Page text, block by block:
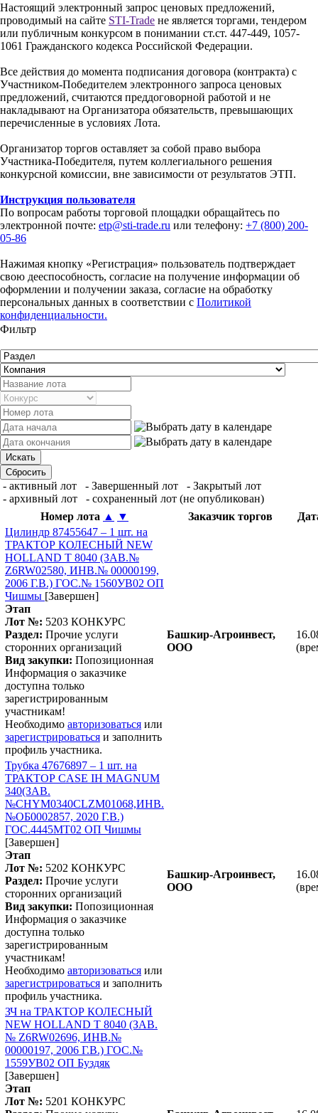
Настоящий электронный запрос ценовых предложений,
проводимый на сайте STI-Trade не является торгами, тендером
или публичным конкурсом в понимании ст.ст. 447-449, 1057-
1061 Гражданского кодекса Российской Федерации.
Все действия до момента подписания договора (контракта) с
Участником-Победителем электронного запроса ценовых
предложений, считаются преддоговорной работой и не
накладывают на Организатора обязательств, превышающих
перечисленные в условиях Лота.
Организатор торгов оставляет за собой право выбора
Участника-Победителя, путем коллегиального решения
конкурсной комиссии, вне зависимости от результатов ЭТП.
Инструкция пользователя
По вопросам работы торговой площадки обращайтесь по
электронной почте: etp@sti-trade.ru или телефону: +7 (800) 200-
05-86
Нажимая кнопку «Регистрация» пользователь подтверждает
свою дееспособность, согласие на получение информации об
оформлении и получении заказа, согласие на обработку
персональных данных в соответствии с Политикой
конфиденциальности.
Фильтр
- активный лот - Завершенный лот
- Закрытый лот
- архивный лот
- сохраненный лот (не опубликован)
Номер лота ▲ ▼ Заказчик торгов
Цилиндр 87455647 – 1 шт. на
ТРАКТОР КОЛЕСНЫЙ NEW
HOLLAND T 8040 (ЗАВ.№
Z6RW02580, ИНВ.№ 00000199,
2006 Г.В.) ГОС.№ 1560УВ02 ОП
Чишмы [Завершен]
Этап
Лот №: 5203 КОНКУРС
Раздел: Прочие услуги
сторонних организаций
Вид закупки: Попозиционная
Информация о заказчике
доступна только
зарегистрированным
участникам!
Необходимо авторизоваться или
зарегистрироваться и заполнить
профиль участника.
Башкир-Агроинвест,
ООО
Трубка 47676897 – 1 шт. на
ТРАКТОР CASE IH MAGNUM
340(ЗАВ.
№CHYM0340СLZM01068,ИНВ.
№ОБ0002857, 2020 Г.В.)
ГОС.4445МТ02 ОП Чишмы
[Завершен]
Этап
Лот №: 5202 КОНКУРС
Раздел: Прочие услуги
сторонних организаций
Вид закупки: Попозиционная
Информация о заказчике
доступна только
зарегистрированным
участникам!
Необходимо авторизоваться или
зарегистрироваться и заполнить
профиль участника.
Башкир-Агроинвест,
ООО
ЗЧ на ТРАКТОР КОЛЕСНЫЙ
NEW HOLLAND T 8040 (ЗАВ.
№ Z6RW02696, ИНВ.№
00000197, 2006 Г.В.) ГОС.№
1559УВ02 ОП Буздяк
[Завершен]
Этап
Лот №: 5201 КОНКУРС